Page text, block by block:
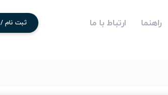
راهنما ارتباط با ما ثبت نام /